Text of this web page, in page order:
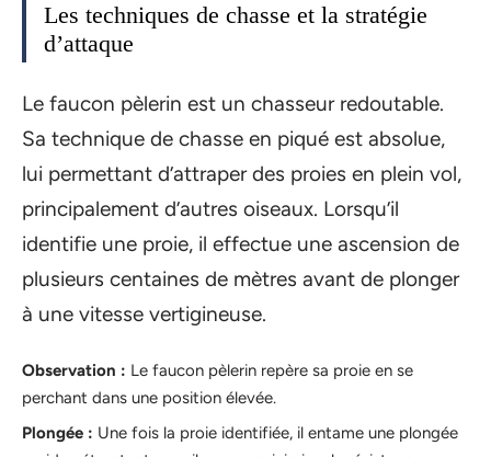
Les techniques de chasse et la stratégie
d’attaque
Le faucon pèlerin est un chasseur redoutable.
Sa technique de chasse en piqué est absolue,
lui permettant d’attraper des proies en plein vol,
principalement d’autres oiseaux. Lorsqu’il
identifie une proie, il effectue une ascension de
plusieurs centaines de mètres avant de plonger
à une vitesse vertigineuse.
Observation : Le faucon pèlerin repère sa proie en se
perchant dans une position élevée.
Plongée : Une fois la proie identifiée, il entame une plongée